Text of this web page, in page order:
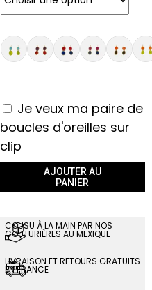
Je veux ma paire de
boucles d'oreilles sur
clip
AJOUTER AU
PANIER
COUSU À LA MAIN PAR NOS
COUTURIÈRES AU MEXIQUE
LIVRAISON ET RETOURS GRATUITS
EN FRANCE